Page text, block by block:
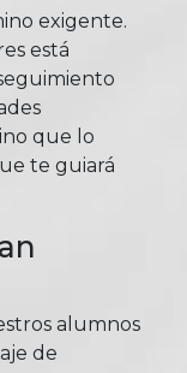
exigente.
está
que lo
te guiará
alumnos
de